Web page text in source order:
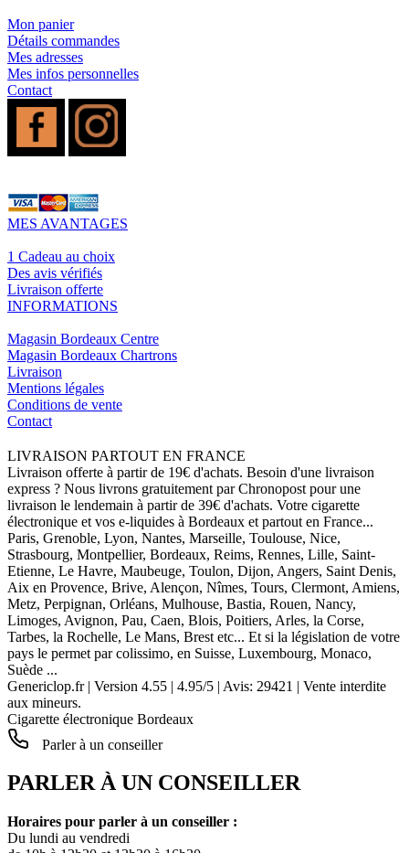
Mon panier
Détails commandes
Mes adresses
Mes infos personnelles
Contact
MES AVANTAGES
1 Cadeau au choix
Des avis vérifiés
Livraison offerte
INFORMATIONS
Magasin Bordeaux Centre
Magasin Bordeaux Chartrons
Livraison
Mentions légales
Conditions de vente
Contact
LIVRAISON PARTOUT EN FRANCE
Livraison offerte à partir de 19€ d'achats. Besoin d'une livraison
express ? Nous livrons gratuitement par Chronopost pour une
livraison le lendemain à partir de 39€ d'achats. Votre cigarette
électronique et vos e-liquides à Bordeaux et partout en France...
Paris, Grenoble, Lyon, Nantes, Marseille, Toulouse, Nice,
Strasbourg, Montpellier, Bordeaux, Reims, Rennes, Lille, Saint-
Etienne, Le Havre, Maubeuge, Toulon, Dijon, Angers, Saint Denis,
Aix en Provence, Brive, Alençon, Nîmes, Tours, Clermont, Amiens,
Metz, Perpignan, Orléans, Mulhouse, Bastia, Rouen, Nancy,
Limoges, Avignon, Pau, Caen, Blois, Poitiers, Arles, la Corse,
Tarbes, la Rochelle, Le Mans, Brest etc... Et si la législation de votre
pays le permet par colissimo, en Suisse, Luxembourg, Monaco,
Suède ...
Genericlop.fr| Version 4.55 | 4.95/5 | Avis: 29421 | Vente interdite
aux mineurs.
Cigarette électronique Bordeaux
Parler à un conseiller
PARLER À UN CONSEILLER
Horaires pour parler à un conseiller :
Du lundi au vendredi